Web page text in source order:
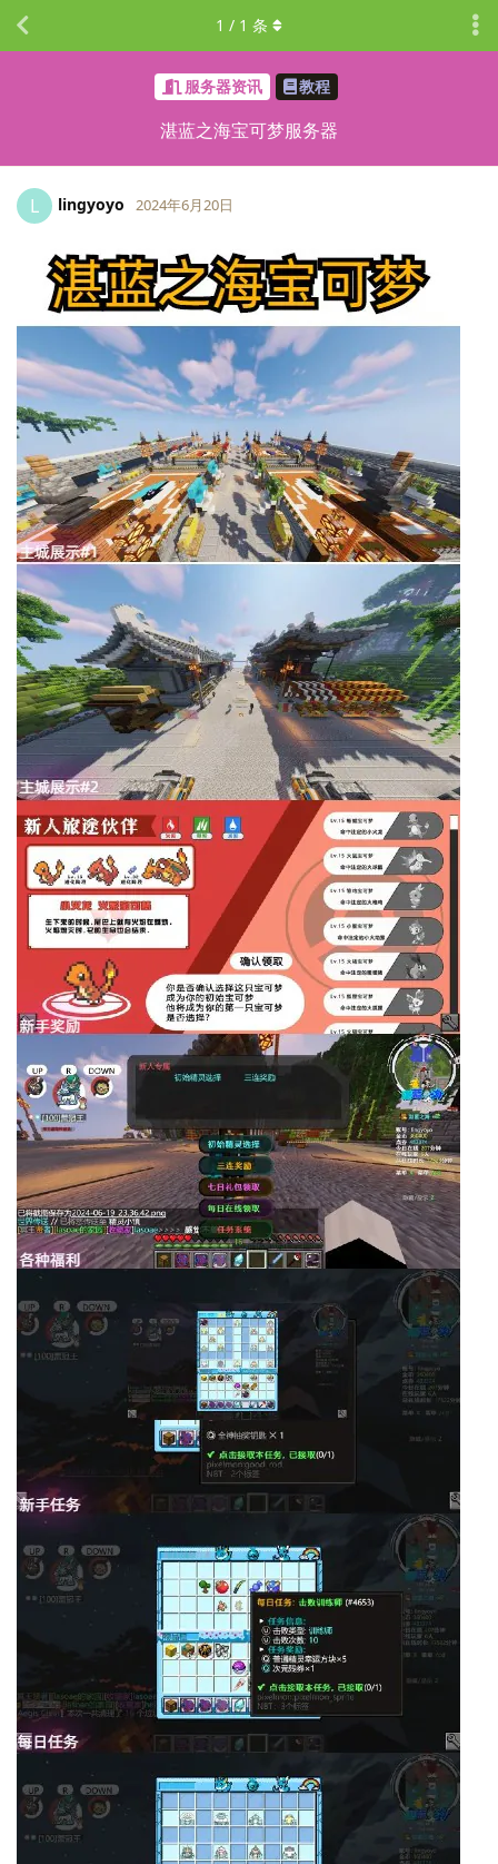
服务器资讯 教程
湛蓝之海宝可梦服务器
1 / 1 条
L lingyoyo
LV.0
2024年6月20日